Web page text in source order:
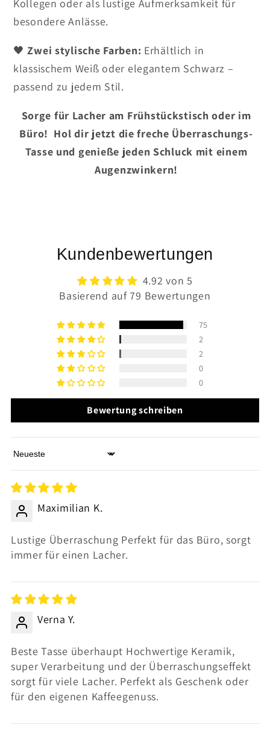
Kollegen oder als lustige Aufmerksamkeit für
besondere Anlässe.
🖤Zwei stylische Farben: Erhältlich in
klassischem Weiß oder elegantem Schwarz –
passend zu jedem Stil.
Sorge für Lacher am Frühstückstisch oder im
Büro! Hol dir jetzt die freche Überraschungs-
Tasse und genieße jeden Schluck mit einem
Augenzwinkern!
Kundenbewertungen
4.92 von 5
Basierend auf 79 Bewertungen
75
2
2
0
0
Bewertung schreiben
Sort by
Maximilian K.
Lustige Überraschung Perfekt für das Büro, sorgt
immer für einen Lacher.
Verna Y.
Beste Tasse überhaupt Hochwertige Keramik,
super Verarbeitung und der Überraschungseffekt
sorgt für viele Lacher. Perfekt als Geschenk oder
für den eigenen Kaffeegenuss.